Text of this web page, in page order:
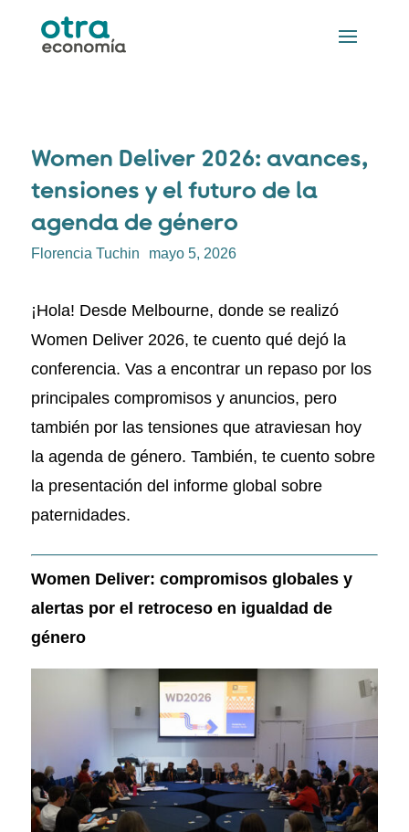
Women Deliver 2026: avances,
tensiones y el futuro de la
agenda de género
Florencia Tuchin mayo 5, 2026
¡Hola! Desde Melbourne, donde se realizó
Women Deliver 2026, te cuento qué dejó la
conferencia. Vas a encontrar un repaso por los
principales compromisos y anuncios, pero
también por las tensiones que atraviesan hoy
la agenda de género. También, te cuento sobre
la presentación del informe global sobre
paternidades.
Women Deliver: compromisos globales y
alertas por el retroceso en igualdad de
género